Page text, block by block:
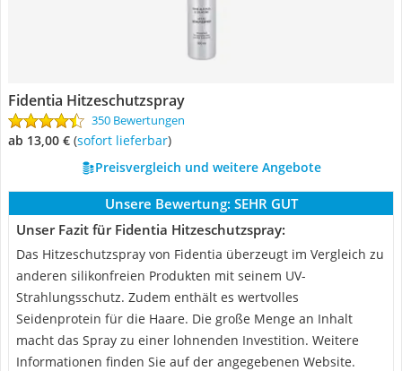
Fidentia Hitzeschutzspray
350 Bewertungen
ab 13,00 € ( Sofort lieferbar)
Preisvergleich und weitere Angebote
Unsere Bewertung: SEHR GUT
Unser Fazit für Fidentia Hitzeschutzspray:
Das Hitzeschutzspray von Fidentia überzeugt im Vergleich zu
anderen silikonfreien Produkten mit seinem UV-
Strahlungsschutz. Zudem enthält es wertvolles
Seidenprotein für die Haare. Die große Menge an Inhalt
macht das Spray zu einer lohnenden Investition. Weitere
Informationen finden Sie auf der angegebenen Website.